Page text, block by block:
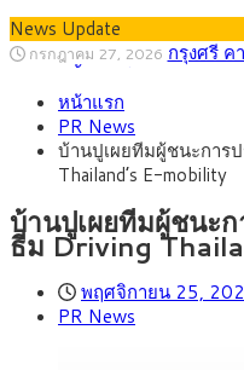
News Update
กรกฎาคม 27, 2026 กรุงศรี
หน้ารถไฟฟ้าสงขลา โมโนเร
สิงหาคม 4, 2026
รายหัวเพียง 2,618 บาท เสน
งานจริง
สิงหาคม 3, 2026
33.00-33.60 ติดตามข้อมูลจ้
สิงหาคม 1, 2026 “เอกนิติ” เ
เดินหน้า 5 ยุทธศาสตร์ รื้อโค
ศักยภาพ
กรกฎาคม 27, 2026
ภัยเงียบใ
ติดลายการ์ตูน กรมศุลกากร เ
ใหญ่จากเยอรมนี
หน้าแรก
PR News
บ้านปูเผยทีมผู้ชนะการ
Thailand’s E-mobility
บ้านปูเผยทีมผู้ชนะ
ธีม Driving
พฤศจิกายน 25,
PR News